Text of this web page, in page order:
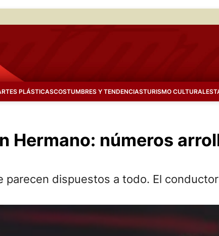
PLÁSTICASCOSTUMBRES Y TENDENCIASTURISMO CULTURAL
Hermano: números
parecen dispuestos a todo. El